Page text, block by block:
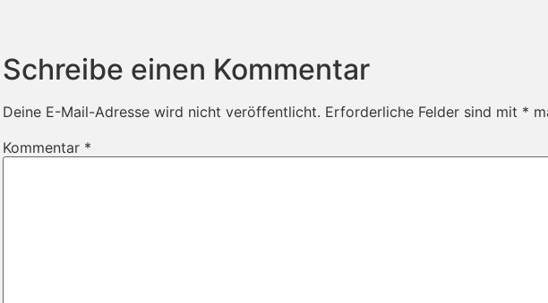
Schreibe einen Kommentar
Deine E-Mail-Adresse wird nicht veröffentlicht. Erforderliche Felder sind mit *
Kommentar *